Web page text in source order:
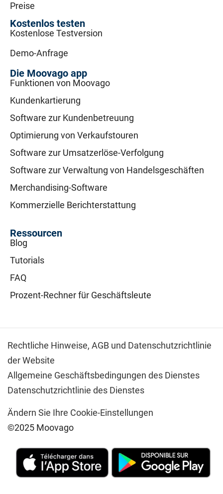
Preise
Kostenlos testen
Kostenlose Testversion
Demo-Anfrage
Die Moovago app
Funktionen von Moovago
Kundenkartierung
Software zur Kundenbetreuung
Optimierung von Verkaufstouren
Software zur Umsatzerlöse-Verfolgung
Software zur Verwaltung von Handelsgeschäften
Merchandising-Software
Kommerzielle Berichterstattung
Ressourcen
Blog
Tutorials
FAQ
Prozent-Rechner für Geschäftsleute
Rechtliche Hinweise, AGB und Datenschutzrichtlinie
der Website
Allgemeine Geschäftsbedingungen des Dienstes
Datenschutzrichtlinie des Dienstes
Ändern Sie Ihre Cookie-Einstellungen
©2025 Moovago